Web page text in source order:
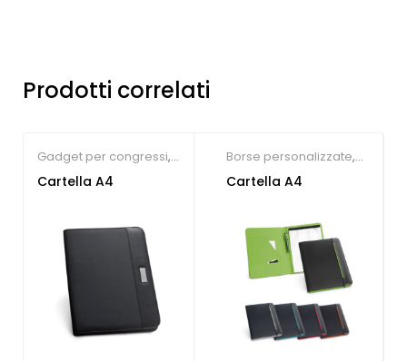
Prodotti correlati
Gadget per congressi,
Portablocchi
Cartella A4
Borse personalizzate,
Portablocchi
Cartella A4